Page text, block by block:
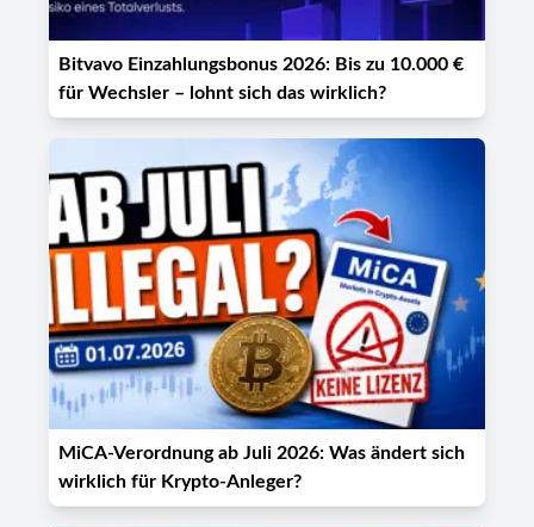
Bitvavo Einzahlungsbonus 2026: Bis zu 10.000 €
für Wechsler – lohnt sich das wirklich?
MiCA-Verordnung ab Juli 2026: Was ändert sich
wirklich für Krypto-Anleger?